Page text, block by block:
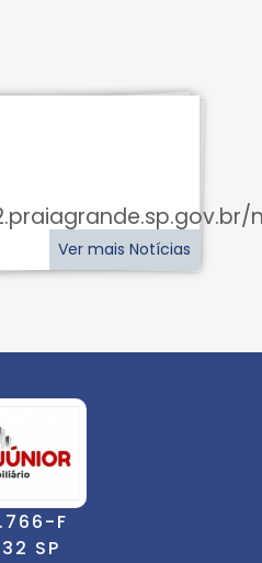
Ver mais Notícias
F
SP